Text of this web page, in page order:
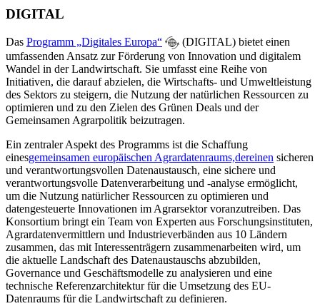
DIGITAL
Das Programm „Digitales Europa“
(DIGITAL) bietet einen
umfassenden Ansatz zur Förderung von Innovation und digitalem
Wandel in der Landwirtschaft. Sie umfasst eine Reihe von
Initiativen, die darauf abzielen, die Wirtschafts- und Umweltleistung
des Sektors zu steigern, die Nutzung der natürlichen Ressourcen zu
optimieren und zu den Zielen des Grünen Deals und der
Gemeinsamen Agrarpolitik beizutragen.
Ein zentraler Aspekt des Programms ist die Schaffung
einesgemeinsamen europäischen Agrardatenraums,dereinen sicheren
und verantwortungsvollen Datenaustausch, eine sichere und
verantwortungsvolle Datenverarbeitung und -analyse ermöglicht,
um die Nutzung natürlicher Ressourcen zu optimieren und
datengesteuerte Innovationen im Agrarsektor voranzutreiben. Das
Konsortium bringt ein Team von Experten aus Forschungsinstituten,
Agrardatenvermittlern und Industrieverbänden aus 10 Ländern
zusammen, das mit Interessenträgern zusammenarbeiten wird, um
die aktuelle Landschaft des Datenaustauschs abzubilden,
Governance und Geschäftsmodelle zu analysieren und eine
technische Referenzarchitektur für die Umsetzung des EU-
Datenraums für die Landwirtschaft zu definieren.